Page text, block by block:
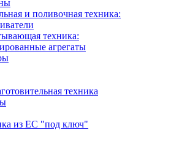
и поливочная техника:
техника:
агрегаты
техника
из ЕС "под ключ"